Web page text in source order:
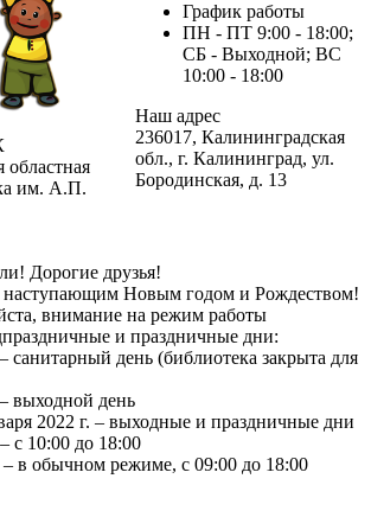
областная
им. А.П.
График работы
ПН - ПТ 9:00 - 18:00;
СБ - Выходной; ВС
10:00 - 18:00
Наш адрес
236017, Калининградская
обл., г. Калининград, ул.
Бородинская, д. 13
Дорогие друзья!
наступающим Новым годом и Рождеством!
внимание на режим работы
и праздничные дни:
санитарный день (библиотека закрыта для
выходной день
2022 г. – выходные и праздничные дни
с 10:00 до 18:00
– в обычном режиме, с 09:00 до 18:00